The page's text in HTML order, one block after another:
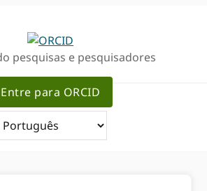
pesquisas e pesquisadores
Entre para ORCID